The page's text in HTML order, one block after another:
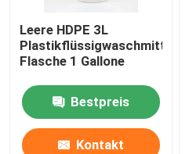
Plastikwürzflaschen
Plastikstau-Flasche
Leere HDPE 3L
Plastikflüssigwaschmittel-
Flasche 1 Gallone
Bestpreis
Kontakt